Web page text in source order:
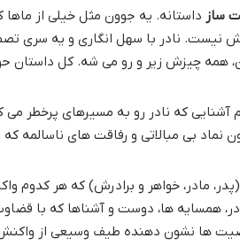
ساز داستانه. یه جوون مثل خیلی از
نیست. نادر با سهل انگاری و یه سری
اون، همه چیزش زیر و رو می شه. کل
آشنایی که نادر رو به مسیرهای پرخطر
نماد بی مبالاتی و رفاقت های ناسالمه
(پدر، مادر، خواهر و برادرش) که هر کدوم
همسایه ها، دوست و آشناها که با
ها نشون دهنده طیف وسیعی از واکنش